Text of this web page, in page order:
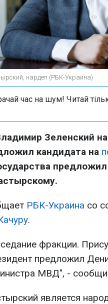
нардеп (РБК-Украина)
час на шум! Читай
Зеленский
кандидата на
РБК-Украина со
.
фракции.
предложил
МВД", -
является